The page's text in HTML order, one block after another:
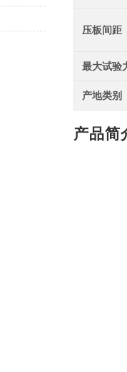
压板间距
最大试验
产地类别
产品简